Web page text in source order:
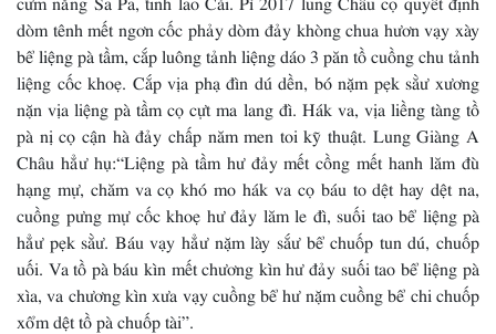
dòm tênh mết ngơn cốc phảy dòm đảy khòng chua hươn vạy xày
bể liệng pà tầm, cắp luông tảnh liệng dáo 3 păn tồ cuồng chu tảnh
liệng cốc khoẹ. Cắp vịa phạ đìn dú dền, bó nặm pẹk sằư xương
nặn vịa liệng pà tầm cọ cựt ma lang đì. Hák va, vịa liềng tàng tồ
pà nị cọ cận hà đảy chấp năm men toi kỹ thuật. Lung Giàng A
Châu hẳư hụ:“Liệng pà tầm hư đảy mết cồng mết hanh lăm đù
hạng mự, chăm va cọ khó mo hák va cọ báu to dệt hay dệt na,
cuồng pưng mự cốc khoẹ hư đảy lăm le đì, suối tao bể liệng pà
hẳư pẹk sằư. Báu vạy hẳư nặm lày sắư bể chuốp tun dú, chuốp
uối. Va tồ pà báu kìn mết chương kìn hư đảy suối tao bể liệng pà
xìa, va chương kìn xưa vạy cuồng bể hư nặm cuồng bể chi chuốp
xổm dệt tồ pà chuốp tài”.